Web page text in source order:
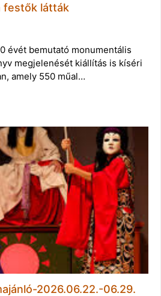
festők látták
évét bemutató monumentális
megjelenését kiállítás is kíséri
amely 550 műal…
2026.06.22.-06.29.